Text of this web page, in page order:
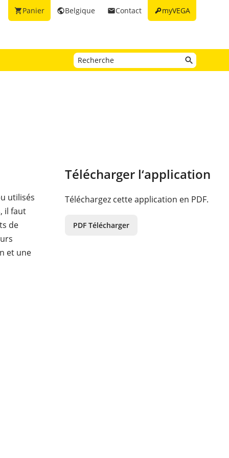
keymyVEGA
emailContact
publicBelgique
shopping_cartPanier
utilisés
il faut
de
et une
Télécharger l‘application
Téléchargez cette application en PDF.
PDF Télécharger